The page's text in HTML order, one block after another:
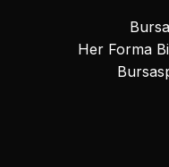
Her Forma